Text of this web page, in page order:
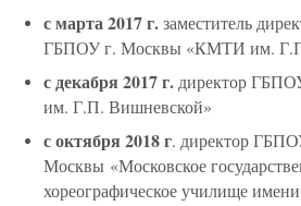
с марта 2017 г.заместитель
ГБПОУ г. Москвы «КМТИ им.
с декабря 2017 г.директор
им. Г.П. Вишневской»
с октября 2018 г. директор
Москвы «Московское
хореографическое училище